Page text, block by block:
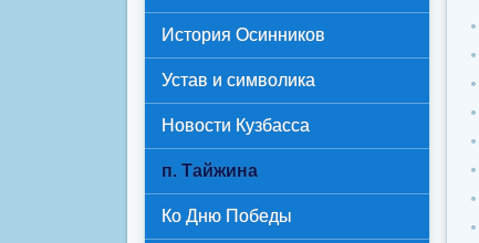
История Осинников
Устав и символика
Новости Кузбасса
п. Тайжина
Ко Дню Победы